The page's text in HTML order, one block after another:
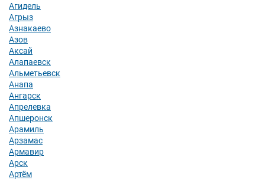
Агидель
Агрыз
Азнакаево
Азов
Аксай
Алапаевск
Альметьевск
Анапа
Ангарск
Апрелевка
Апшеронск
Арамиль
Арзамас
Армавир
Арск
Артём